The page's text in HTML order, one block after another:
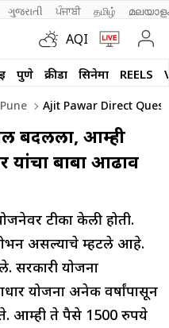
ગુજરાતી ਪੰਜਾਬੀ தமிழ்
AQI
पुणे क्रीडा सिनेमा REELS
Pune Ajit Pawar Direct
बदलला, आम्ही
यांचा बाबा आढाव
टीका केली होती.
असल्याचे म्हटले आहे.
सरकारी योजना
योजना अनेक वर्षांपासून
आम्ही ते पैसे 1500 रुपये